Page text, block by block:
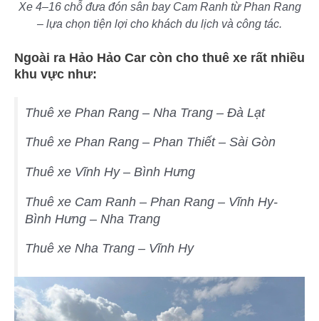
Xe 4–16 chỗ đưa đón sân bay Cam Ranh từ Phan Rang
– lựa chọn tiện lợi cho khách du lịch và công tác.
Ngoài ra Hảo Hảo Car còn cho thuê xe rất nhiều
khu vực như:
Thuê xe Phan Rang – Nha Trang – Đà Lạt
Thuê xe Phan Rang – Phan Thiết – Sài Gòn
Thuê xe Vĩnh Hy – Bình Hưng
Thuê xe Cam Ranh – Phan Rang – Vĩnh Hy-
Bình Hưng – Nha Trang
Thuê xe Nha Trang – Vĩnh Hy